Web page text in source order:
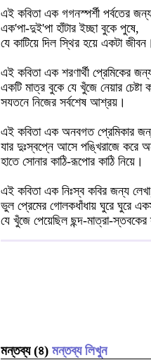
এই কবিতা এক গগনস্পর্শী পর্বতের
এক'পা-দুই'পা হাঁটার ইচ্ছা বুকে পুষে,
যে কাটিয়ে দিল স্থির হয়ে একটা জীবন।
এই কবিতা এক শরণার্থী প্রেমিকের
একটি মাত্র বুকে যে খুঁজে নেয়ার চেষ্টা
সযতনে নিজের সর্বশেষ আশ্রয়।
এই কবিতা এক অনবগত প্রেমিকার
যার দুঃস্বপ্নে আসে পঙ্খিরাজে
হাতে সোনার কাঠি-রূপোর কাঠি নিয়ে।
এই কবিতা এক নিঃস্ব কবির জন্য
ভুল প্রেমের গোলকধাঁধায় ঘুরে ঘুরে
যে খুঁজে পেয়েছিল ছন্দ-মাত্রা-
মন্তব্য (৪) মন্তব্য লিখুন